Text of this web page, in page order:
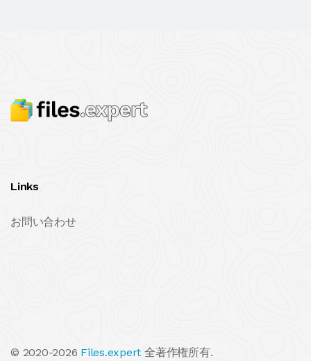
Links
お問い合わせ
© 2020-2026 Files.expert 全著作権所有.